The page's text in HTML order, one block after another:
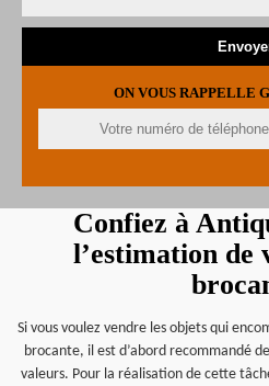
ON VOUS RAPPELLE
Confiez à
l’estimation de
Si vous voulez vendre les objets qui
brocante, il est d’abord recommandé
valeurs. Pour la réalisation de cette